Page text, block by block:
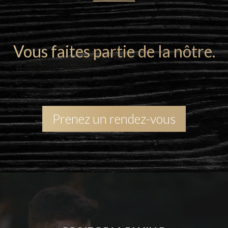
Vous faites partie de la nôtre.
Prenez un rendez-vous